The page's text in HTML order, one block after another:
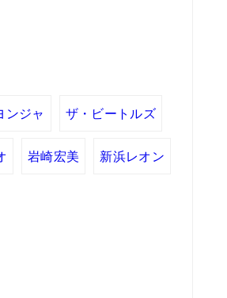
ンジャ ザ・ビートルズ
岩崎宏美 新浜レオン